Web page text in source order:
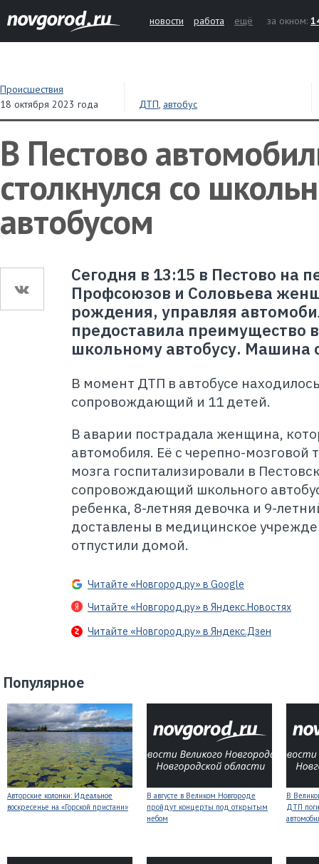
новости работа ещё за окном:
Происшествия
18 октября 2023 года
ДТП, автобус
В Пестово
столкнулся со
автобусом
Сегодня в 13:15 в Пестово на
Профсоюзов и Соловьева
рождения, управляя
предоставила преимущество
школьному автобусу. Машина
В момент ДТП в автобусе
сопровождающий и 11 детей.
В аварии пострадала женщина,
автомобиля. Её с черепно-мозговой
мозга госпитализировали в
сопровождающий школьного
ребенка, 8-летняя девочка и 9-
доставлены в медицинское
отпустили домой.
Читайте «Новгород.ру» в Google
Читайте «Новгород.ру» в Яндекс.Новостях
Читайте «Новгород.ру» в Яндекс.Дзен
Популярное
Авторские колонки: Идеальное
воскресенье на «Горской пристани»
В августе в Великом Новгороде
пройдут концерты под открытым
небом
В
ДТП